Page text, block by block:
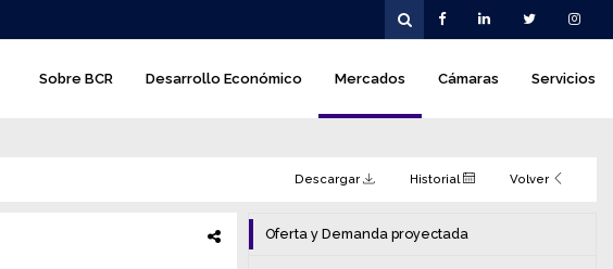
Sobre BCR Desarrollo Económico Mercados Cámaras Servicios
Descargar Historial Volver
Oferta y Demanda proyectada